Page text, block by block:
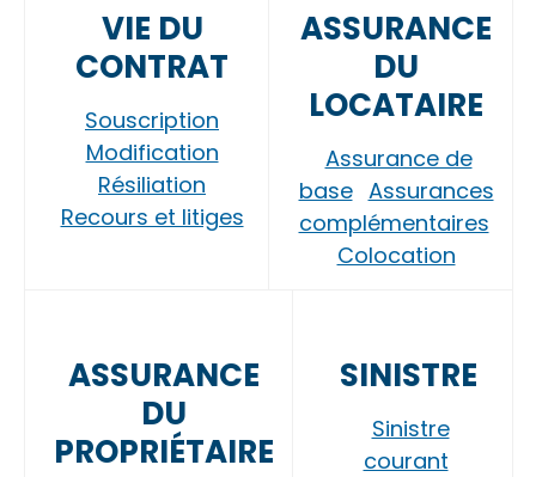
VIE DU
CONTRAT
Souscription
Modification
Résiliation
Recours et litiges
ASSURANCE
DU
LOCATAIRE
Assurance de
base Assurances
complémentaires
Colocation
ASSURANCE
DU
PROPRIÉTAIRE
SINISTRE
Sinistre
courant